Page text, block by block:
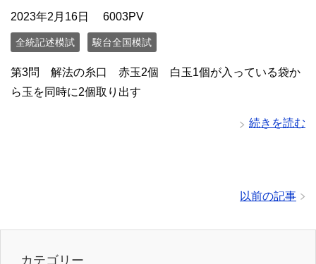
2023年2月16日 6003PV
全統記述模試 駿台全国模試
第3問 解法の糸口 赤玉2個 白玉1個が入っている袋か
ら玉を同時に2個取り出す
続きを読む
以前の記事
カテゴリー